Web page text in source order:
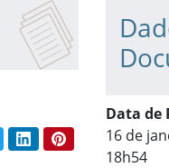
conteúdo:
LinkedInPinterest
Data de
16 de
18h54